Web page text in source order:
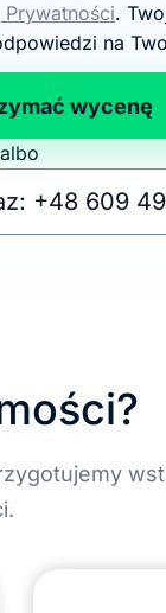
Prywatności.
na
wycenę
albo
+48 609